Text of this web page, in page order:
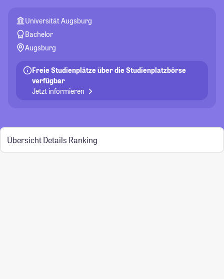
Universität Augsburg
Bachelor
Augsburg
Freie Studienplätze über die Studienplatzbörse
verfügbar
Jetzt informieren
Übersicht Details Ranking